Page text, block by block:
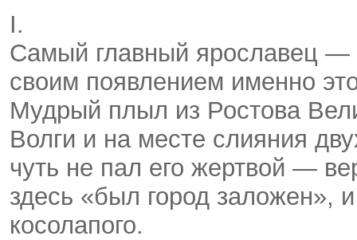
I.
Самый главный ярославец —
своим появлением именно
Мудрый плыл из Ростова
Волги и на месте слияния
чуть не пал его жертвой —
здесь «был город заложен»,
косолапого.